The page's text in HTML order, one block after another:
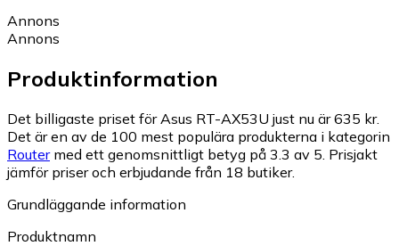
Annons
Annons
Produktinformation
Det billigaste priset för Asus RT-AX53U just nu är 635 kr.
Det är en av de 100 mest populära produkterna i kategorin
Routermed ett genomsnittligt betyg på 3.3 av 5. Prisjakt
jämför priser och erbjudande från 18 butiker.
Grundläggande information
Produktnamn